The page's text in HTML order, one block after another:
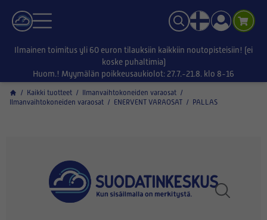
Ilmainen toimitus yli 60 euron tilauksiin kaikkiin noutopisteisiin! (ei
koske puhaltimia)
Huom.! Myymälän poikkeusaukiolot: 27.7.-21.8. klo 8-16
/ Kaikki tuotteet / Ilmanvaihtokoneiden varaosat /
Ilmanvaihtokoneiden varaosat / ENERVENT VARAOSAT / PALLAS